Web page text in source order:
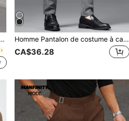
Homme Pantalon de costume à carreaux à bouton (sans ceinture)
CA$36.28